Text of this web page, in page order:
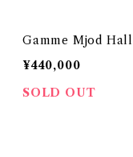
Gamme Mjod Hall
¥440,000
SOLD OUT